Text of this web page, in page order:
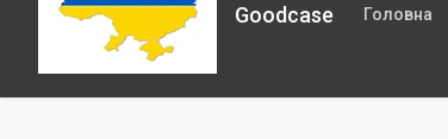
Goodcase Головна